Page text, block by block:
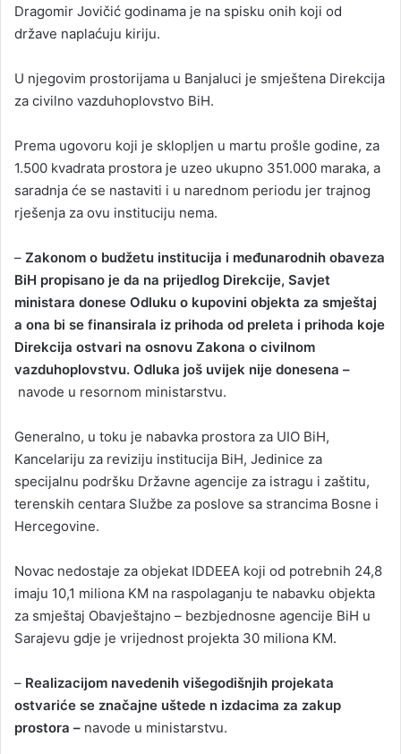
Dragomir Jovičić godinama je na spisku onih koji od
države naplaćuju kiriju.
U njegovim prostorijama u Banjaluci je smještena Direkcija
za civilno vazduhoplovstvo BiH.
Prema ugovoru koji je sklopljen u martu prošle godine, za
1.500 kvadrata prostora je uzeo ukupno 351.000 maraka, a
saradnja će se nastaviti i u narednom periodu jer trajnog
rješenja za ovu instituciju nema.
– Zakonom o budžetu institucija i međunarodnih obaveza
BiH propisano je da na prijedlog Direkcije, Savjet
ministara donese Odluku o kupovini objekta za smještaj
a ona bi se finansirala iz prihoda od preleta i prihoda koje
Direkcija ostvari na osnovu Zakona o civilnom
vazduhoplovstvu. Odluka još uvijek nije donesena –
navode u resornom ministarstvu.
Generalno, u toku je nabavka prostora za UIO BiH,
Kancelariju za reviziju institucija BiH, Jedinice za
specijalnu podršku Državne agencije za istragu i zaštitu,
terenskih centara Službe za poslove sa strancima Bosne i
Hercegovine.
Novac nedostaje za objekat IDDEEA koji od potrebnih 24,8
imaju 10,1 miliona KM na raspolaganju te nabavku objekta
za smještaj Obavještajno – bezbjednosne agencije BiH u
Sarajevu gdje je vrijednost projekta 30 miliona KM.
– Realizacijom navedenih višegodišnjih projekata
ostvariće se značajne uštede n izdacima za zakup
prostora – navode u ministarstvu.